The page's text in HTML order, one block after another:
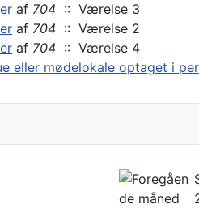
af 704 :: Værelse 3
af 704 :: Værelse 2
af 704 :: Værelse 4
eller mødelokale optaget i